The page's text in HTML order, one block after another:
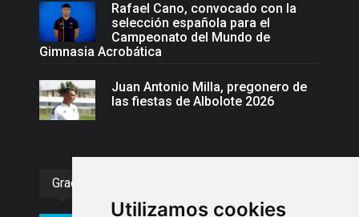
Utilizamos cookies
Rafael Cano, convocado con la
selección española para el
Campeonato del Mundo de
Gimnasia Acrobática
Juan Antonio Milla, pregonero de
las fiestas de Albolote 2026
Gracias :)